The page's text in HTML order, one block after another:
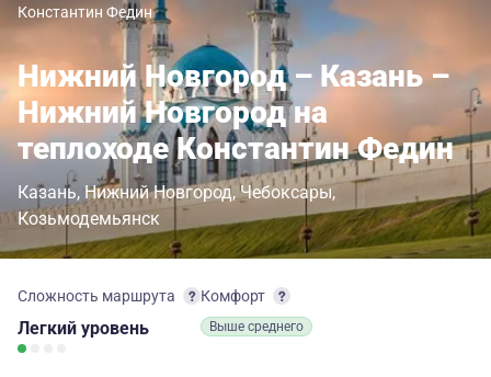
Константин Федин
Нижний Новгород – Казань –
Нижний Новгород на
теплоходе Константин Федин
Казань Нижний Новгород Чебоксары
Козьмодемьянск
Сложность маршрута
Легкий уровень
Комфорт
Выше среднего